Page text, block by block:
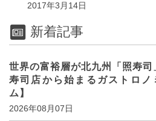
2017年3月14日
新着記事
世界の富裕層が北九州「照寿
寿司店から始まるガストロノ
ム】
2026年08月07日